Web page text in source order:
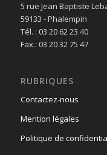
5 rue Jean Baptiste
59133 - Phalempin
Tél. : 03 20 62 23 40
Fax.: 03 20 32 75 47
RUBRIQUES
Contactez-nous
Mention légales
Politique de